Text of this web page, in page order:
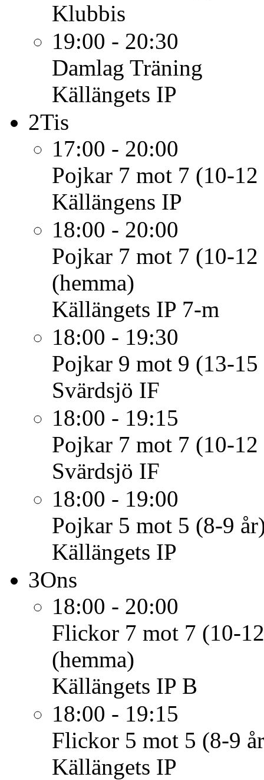
Klubbis
19:00 - 20:30
Damlag Träning
Källängets IP
2Tis
17:00 - 20:00
Pojkar 7 mot 7 (10-12
Källängens IP
18:00 - 20:00
Pojkar 7 mot 7 (10-12
(hemma)
Källängets IP 7-m
18:00 - 19:30
Pojkar 9 mot 9 (13-15
Svärdsjö IF
18:00 - 19:15
Pojkar 7 mot 7 (10-12
Svärdsjö IF
18:00 - 19:00
Pojkar 5 mot 5 (8-9
Källängets IP
3Ons
18:00 - 20:00
Flickor 7 mot 7 (10-
(hemma)
Källängets IP B
18:00 - 19:15
Flickor 5 mot 5 (8-9
Källängets IP